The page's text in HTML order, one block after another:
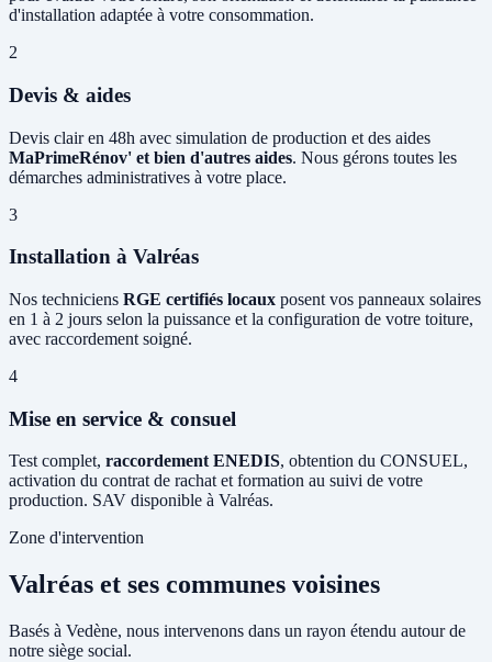
d'installation adaptée à votre consommation.
2
Devis & aides
Devis clair en 48h avec simulation de production et des aides
MaPrimeRénov' et bien d'autres aides. Nous gérons toutes les
démarches administratives à votre place.
3
Installation à Valréas
Nos techniciens RGE certifiés locaux posent vos panneaux solaires
en 1 à 2 jours selon la puissance et la configuration de votre toiture,
avec raccordement soigné.
4
Mise en service & consuel
Test complet, raccordement ENEDIS, obtention du CONSUEL,
activation du contrat de rachat et formation au suivi de votre
production. SAV disponible à Valréas.
Zone d'intervention
Valréas et ses communes voisines
Basés à Vedène, nous intervenons dans un rayon étendu autour de
notre siège social.